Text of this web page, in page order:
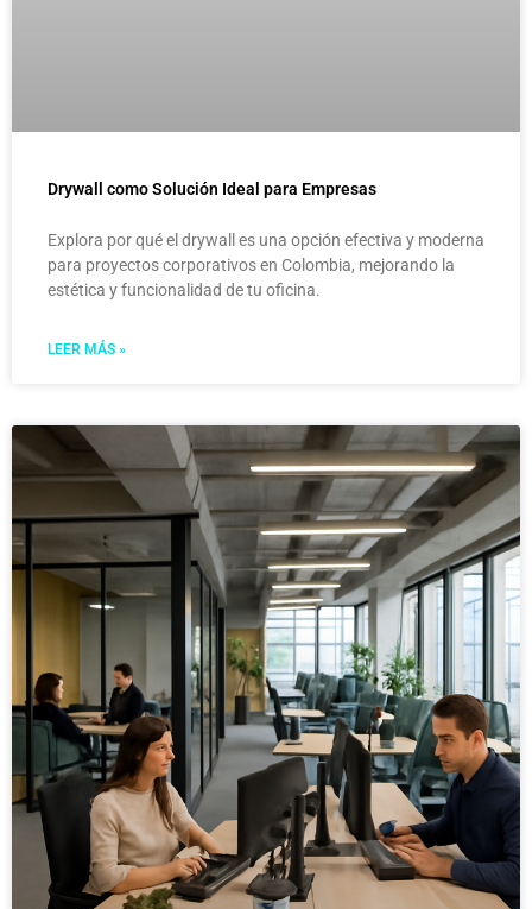
Drywall como Solución Ideal para Empresas
Explora por qué el drywall es una opción efectiva y moderna
para proyectos corporativos en Colombia, mejorando la
estética y funcionalidad de tu oficina.
LEER MÁS »